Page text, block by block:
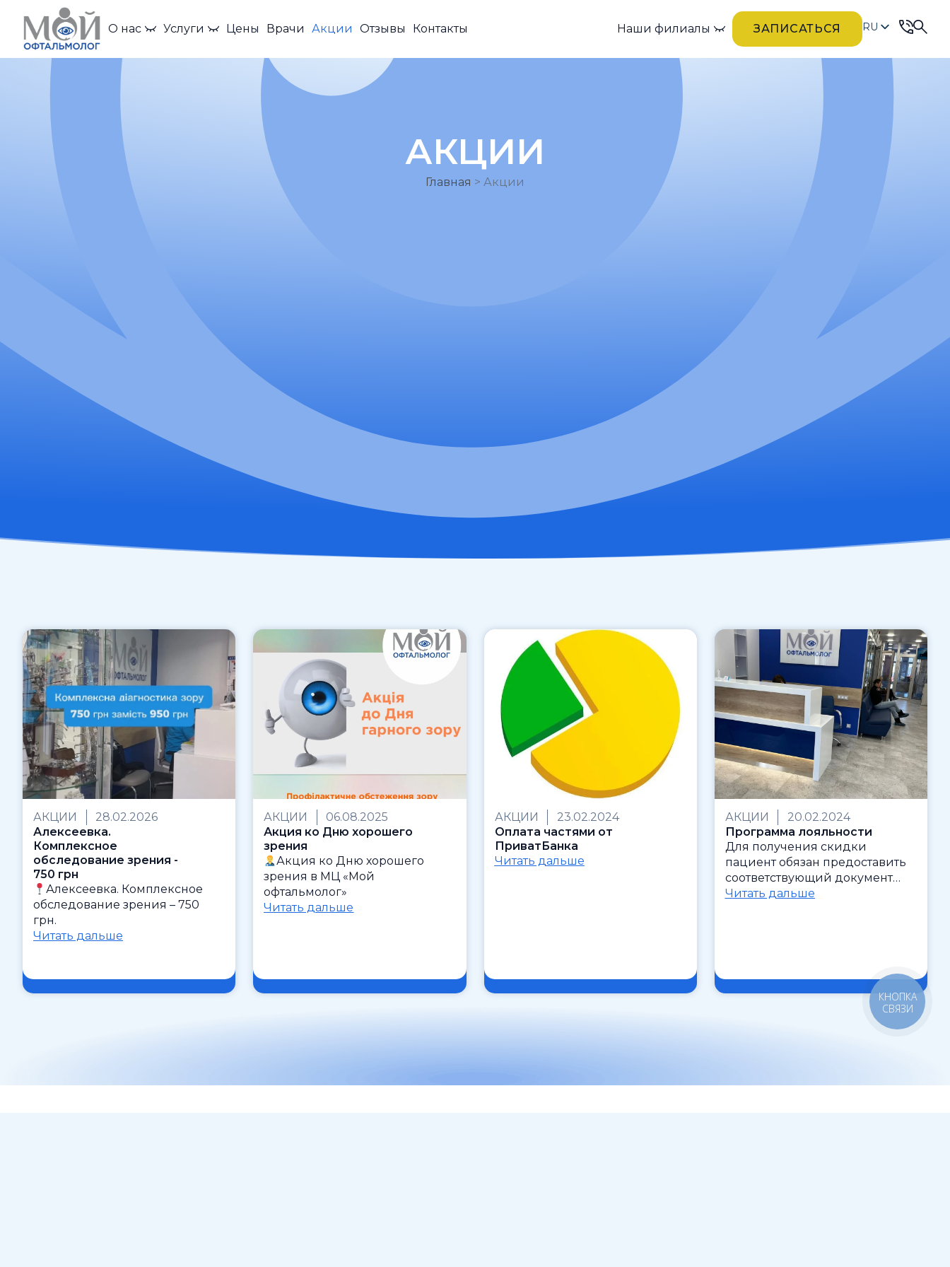
О нас Услуги Цены Врачи Акции Отзывы Контакты Наши филиалы ЗАПИСАТЬСЯ
RU
АКЦИИ
Главная > Акции
АКЦИИ
28.02.2026
Алексеевка.
Комплексное
обследование зрения -
750 грн
Алексеевка. Комплексное
обследование зрения – 750
грн.
Читать дальше
АКЦИИ
06.08.2025
Акция ко Дню хорошего
зрения
Акция ко Дню хорошего
зрения в МЦ «Мой
офтальмолог»
Читать дальше
АКЦИИ
23.02.2024
Оплата частями от
ПриватБанка
Читать дальше
АКЦИИ
20.02.2024
Программа лояльности
Для получения скидки
пациент обязан предоставить
соответствующий документ…
Читать дальше
КНОПКА
СВЯЗИ